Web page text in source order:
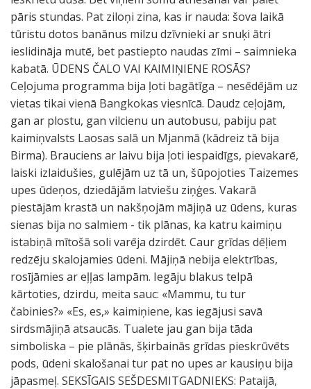
pāris stundas. Pat ziloņi zina, kas ir nauda: šova laikā
tūristu dotos banānus milzu dzīvnieki ar snuķi ātri
ieslidināja mutē, bet pastiepto naudas zīmi – saimnieka
kabatā. ŪDENS ČALO VAI KAIMIŅIENE ROSĀS?
Ceļojuma programma bija ļoti bagātīga – nesēdējām uz
vietas tikai vienā Bangkokas viesnīcā. Daudz ceļojām,
gan ar plostu, gan vilcienu un autobusu, pabiju pat
kaimiņvalsts Laosas salā un Mjanmā (kādreiz tā bija
Birma). Brauciens ar laivu bija ļoti iespaidīgs, pievakarē,
laiski izlaidušies, gulējām uz tā un, šūpojoties Taizemes
upes ūdeņos, dziedājām latviešu ziņģes. Vakarā
piestājām krastā un nakšņojām mājiņā uz ūdens, kuras
sienas bija no salmiem - tik plānas, ka katru kaimiņu
istabiņā mītošā soli varēja dzirdēt. Caur grīdas dēļiem
redzēju skalojamies ūdeni. Mājiņā nebija elektrības,
rosījāmies ar eļļas lampām. Iegāju blakus telpā
kārtoties, dzirdu, meita sauc: «Mammu, tu tur
čabinies?» «Es, es,» kaimiņiene, kas iegājusi savā
sirdsmājiņā atsaucās. Tualete jau gan bija tāda
simboliska – pie plānās, šķirbainās grīdas pieskrūvēts
pods, ūdeni skalošanai tur pat no upes ar kausiņu bija
jāpasmeļ. SEKSĪGAIS SEŠDESMITGADNIEKS: Pataijā,